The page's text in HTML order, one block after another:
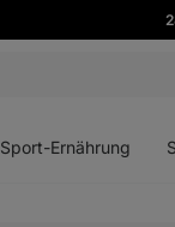
Sport-Ernährung